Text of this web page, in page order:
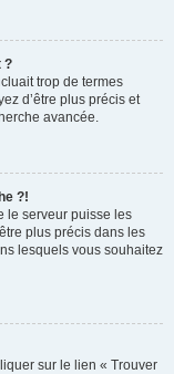
?
trop de termes
d’être plus précis et
avancée.
?!
le serveur puisse les
plus précis dans les
lesquels vous souhaitez
sur le lien « Trouver